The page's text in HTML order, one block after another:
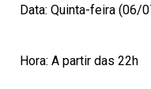
Data: Quinta-feira (06/
Hora: A partir das 22h